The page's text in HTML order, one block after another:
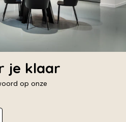
je klaar
op onze